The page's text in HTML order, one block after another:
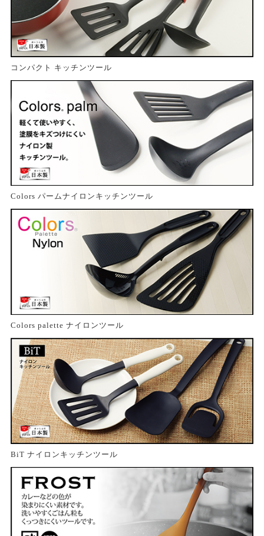
コンパクト キッチンツール
Colors パームナイロンキッチンツール
Colors palette ナイロンツール
BiT ナイロンキッチンツール